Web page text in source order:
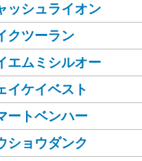
ッシュライオン
クツーラン
エムミシルオー
イケイベスト
ートベンハー
ショウダンク